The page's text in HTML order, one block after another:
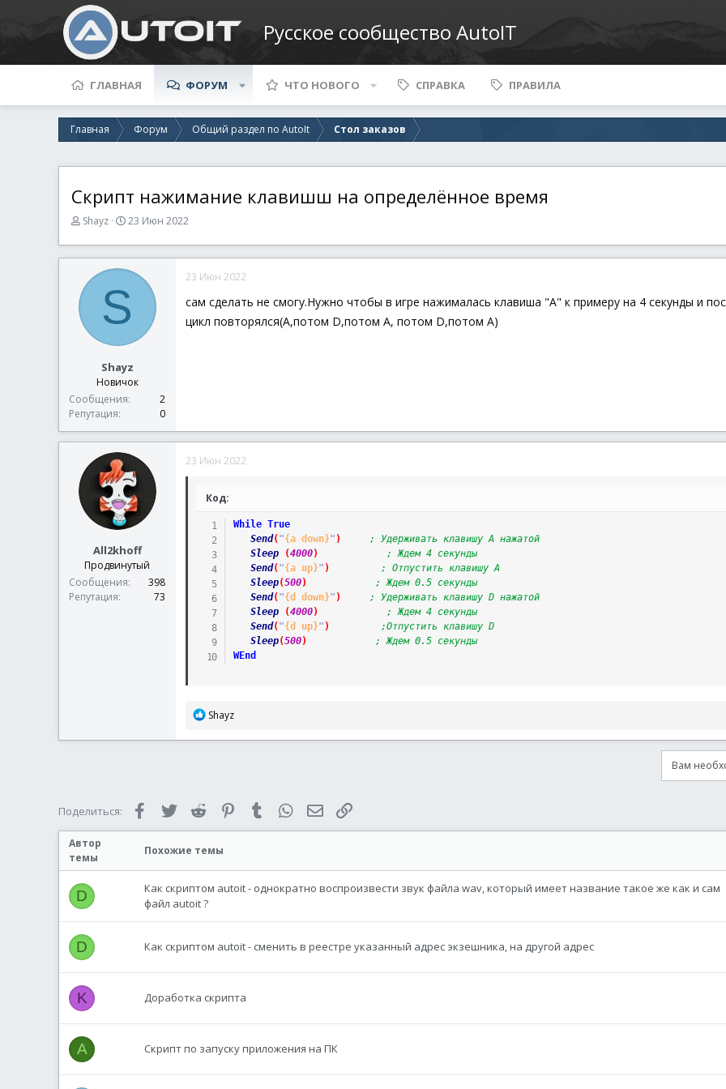
Русское сообщество AutoIT
ГЛАВНАЯ ФОРУМ ЧТО НОВОГО СПРАВКА ПРАВИЛА
Главная Форум Общий раздел по AutoIt Стол заказов
Скрипт нажимание клавишш на определённое время
А
т
р
т
м
ы
Shayz
Д
т
а
ч
а
23 Июн 2022
S
Shayz
Новичок
Сообщения
2
Репутация
0
23 Июн 2022
сам сделать не смогу.Нужно чтобы в игре нажималась клавиша "A" к примеру на 4 секунды и
цикл повторялся(A,потом D,потом A, потом D,потом A)
All2khoff
Продвинутый
Сообщения
398
Репутация
73
23 Июн 2022
Код:
While True
Send("{a down}" )
; Удерживать клавишу A нажатой
Sleep
(4000)
; Ждем 4 секунды
Send("{a up}" )
; Отпустить клавишу A
Sleep(500)
; Ждем 0.5 секунды
Send("{d down}" )
; Удерживать клавишу D нажатой
Sleep
(4000)
; Ждем 4 секунды
Send("{d up}" )
;Отпустить клавишу D
Sleep(500)
; Ждем 0.5 секунды
WEnd
Р
а
Shayz
Вам
Поделиться: FacebookTwitter Reddit PinterestTumblr WhatsAppЭлектронная почта
Автор
темы
Похожие темы
D
Как скриптом autoit - однократно воспроизвести звук файла wav, который имеет название такое же как и сам
файл autoit ?
D Как скриптом autoit - сменить в реестре указанный адрес экзешника, на другой адрес
K Доработка скрипта
A Скрипт по запуску приложения на ПК